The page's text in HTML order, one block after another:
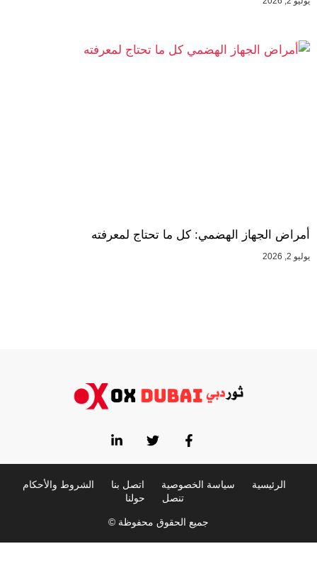
أمراض الجهاز الهضمي: كل ما تحتاج لمعرفته
يوليو 2, 2026
الرئيسية سياسة الخصوصية اتصل بنا
الشروط والأحكام
تنصل
حولنا
جميع الحقوق محفوظة ©